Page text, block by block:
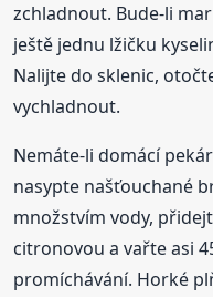
zchladnout. Bude-li
ještě jednu lžičku
Nalijte do sklenic,
vychladnout.
Nemáte-li domácí
nasypte našťouchané
množstvím vody,
citronovou a vařte asi
promíchávání. Horké